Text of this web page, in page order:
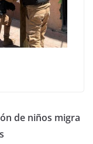
de niños migra